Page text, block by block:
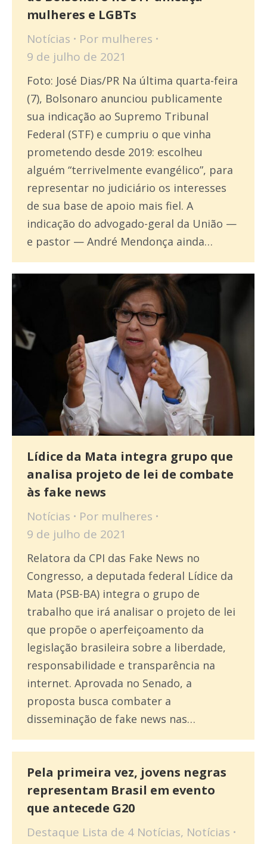
mulheres e LGBTs
Notícias Por mulheres
9 de julho de 2021
Foto: José Dias/PR Na última quarta-feira
(7), Bolsonaro anunciou publicamente
sua indicação ao Supremo Tribunal
Federal (STF) e cumpriu o que vinha
prometendo desde 2019: escolheu
alguém “terrivelmente evangélico”, para
representar no judiciário os interesses
de sua base de apoio mais fiel. A
indicação do advogado-geral da União —
e pastor — André Mendonça ainda…
Lídice da Mata integra grupo que
analisa projeto de lei de combate
às fake news
Notícias Por mulheres
9 de julho de 2021
Relatora da CPI das Fake News no
Congresso, a deputada federal Lídice da
Mata (PSB-BA) integra o grupo de
trabalho que irá analisar o projeto de lei
que propõe o aperfeiçoamento da
legislação brasileira sobre a liberdade,
responsabilidade e transparência na
internet. Aprovada no Senado, a
proposta busca combater a
disseminação de fake news nas…
Pela primeira vez, jovens negras
representam Brasil em evento
que antecede G20
Destaque Lista de 4 Notícias, Notícias